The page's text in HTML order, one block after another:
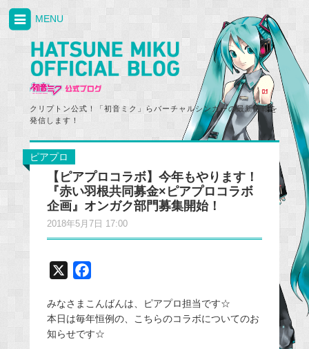
クリプトン公式！「初音ミク」らバーチャルシンガーの最新情報を
発信します！
MENU
ピアプロ
【ピアプロコラボ】今年もやります！
『赤い羽根共同募金×ピアプロコラボ
企画』オンガク部門募集開始！
2018年5月7日 17:00
c
e
b
みなさまこんばんは、ピアプロ担当です☆
本日は毎年恒例の、こちらのコラボについてのお
知らせです☆